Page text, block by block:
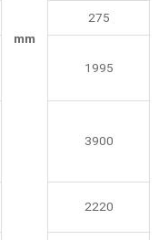
mm
275
1995
3900
2220